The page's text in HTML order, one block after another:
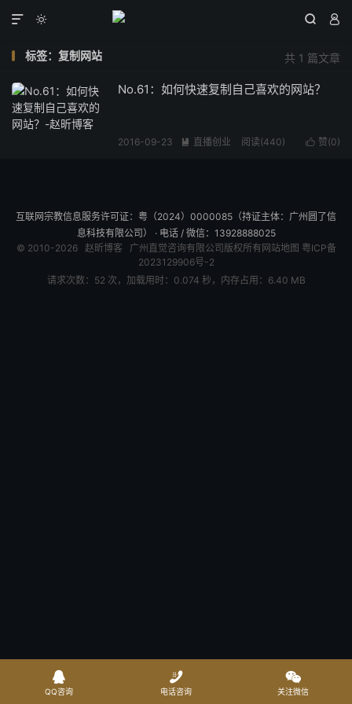
  

共 1 篇文章
标签：复制网站
No.61：如何快速复制自己喜欢的网站？
 赞(0)
2016-09-23  直播创业 阅读(440)
互联网宗教信息服务许可证：粤（2024）0000085（持证主体：广州圆了信
息科技有限公司） · 电话 / 微信：13928888025
© 2010-2026 赵昕博客 广州直觉咨询有限公司版权所有 网站地图 粤ICP备
2023129906号-2
请求次数：52 次，加载用时：0.074 秒，内存占用：6.40 MB

QQ咨询

电话咨询

关注微信